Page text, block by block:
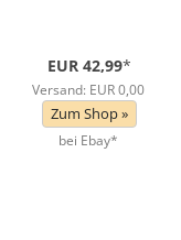
EUR 42,99*
Versand: EUR 0,00
Zum Shop »
bei Ebay*